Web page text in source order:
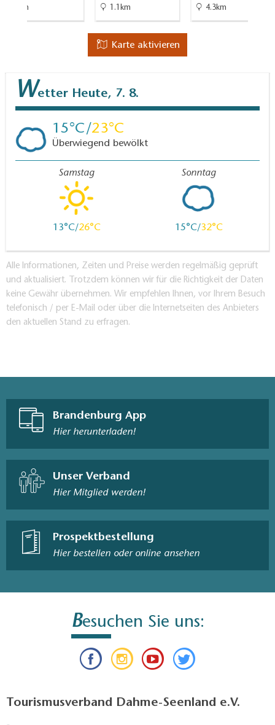
6km 1.1km
4.3km
Karte aktivieren
Wetter Heute, 7. 8.
15 23
Überwiegend bewölkt
Samstag
13 26
Sonntag
15 32
Alle Informationen, Zeiten und Preise werden regelmäßig geprüft
und aktualisiert. Trotzdem können wir für die Richtigkeit der Daten
keine Gewähr übernehmen. Wir empfehlen Ihnen, vor Ihrem Besuch
telefonisch / per E-Mail oder über die Internetseiten des Anbieters
den aktuellen Stand zu erfragen.
Brandenburg App
Hier herunterladen!
Unser Verband
Hier Mitglied werden!
Prospektbestellung
Hier bestellen oder online ansehen
Besuchen Sie uns:
Tourismusverband Dahme-Seenland e.V.